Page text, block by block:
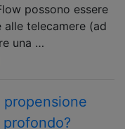
possono essere
telecamere (ad
una …
propensione